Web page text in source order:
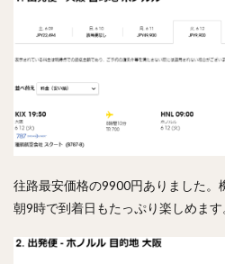
往路最安価格の9900円ありました。
朝9時で到着日もたっぷり楽しめます